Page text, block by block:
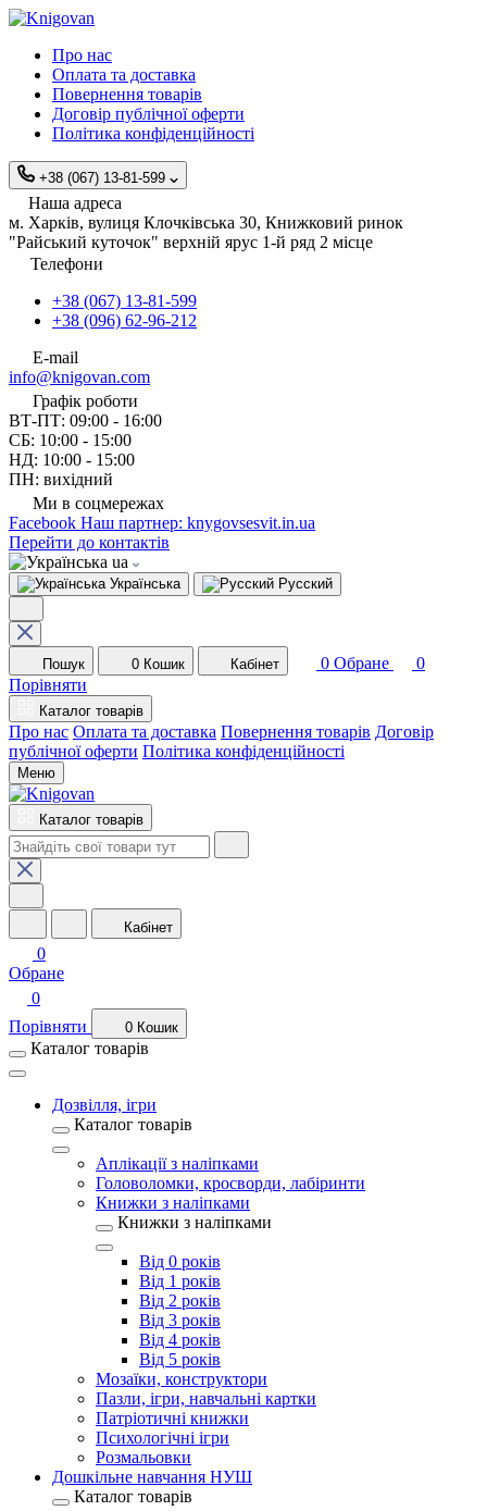
Про нас
Оплата та доставка
Повернення товарів
Договір публічної оферти
Політика конфіденційності
+38 (067) 13-81-599
Наша адреса
м. Харків, вулиця Клочківська 30, Книжковий ринок
"Райський куточок" верхній ярус 1-й ряд 2 місце
Телефони
+38 (067) 13-81-599
+38 (096) 62-96-212
E-mail
info@knigovan.com
Графік роботи
ВТ-ПТ: 09:00 - 16:00
СБ: 10:00 - 15:00
НД: 10:00 - 15:00
ПН: вихідний
Ми в соцмережах
Facebook Наш партнер: knygovsesvit.in.ua
Перейти до контактів
ua
Українська Русский
Пошук 0 Кошик Кабінет 0 Обране
0
Порівняти
Каталог товарів
Про нас Оплата та доставка Повернення товарів Договір
публічної оферти Політика конфіденційності
Меню
Каталог товарів
Кабінет
0
Обране
0
Порівняти
0 Кошик
Каталог товарів
Дозвілля, ігри
Каталог товарів
Аплікації з наліпками
Головоломки, кросворди, лабіринти
Книжки з наліпками
Книжки з наліпками
Від 0 років
Від 1 років
Від 2 років
Від 3 років
Від 4 років
Від 5 років
Мозаїки, конструктори
Пазли, ігри, навчальні картки
Патріотичні книжки
Психологічні ігри
Розмальовки
Дошкільне навчання НУШ
Каталог товарів